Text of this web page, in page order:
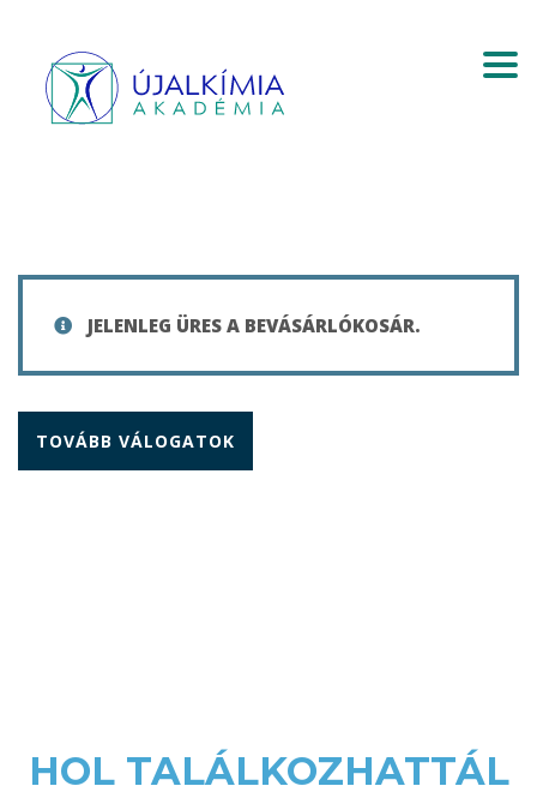
JELENLEG ÜRES A BEVÁSÁRLÓKOSÁR.
TOVÁBB VÁLOGATOK
HOL TALÁLKOZHATTÁL